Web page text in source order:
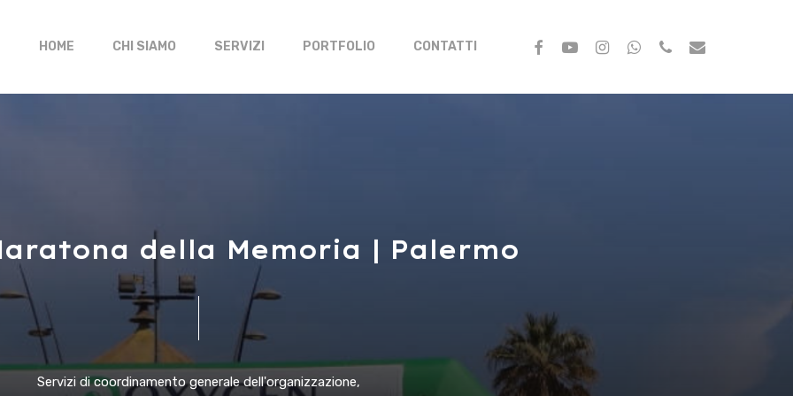
HOME CHI SIAMO SERVIZI PORTFOLIO CONTATTI FACEBOOKYOUTUBEINSTAGRAMWHATSAPP
PHONEEMAIL
a ratona d e a Memoria Pa ermo
Servizi di coordinamento generale dell'organizzazione,